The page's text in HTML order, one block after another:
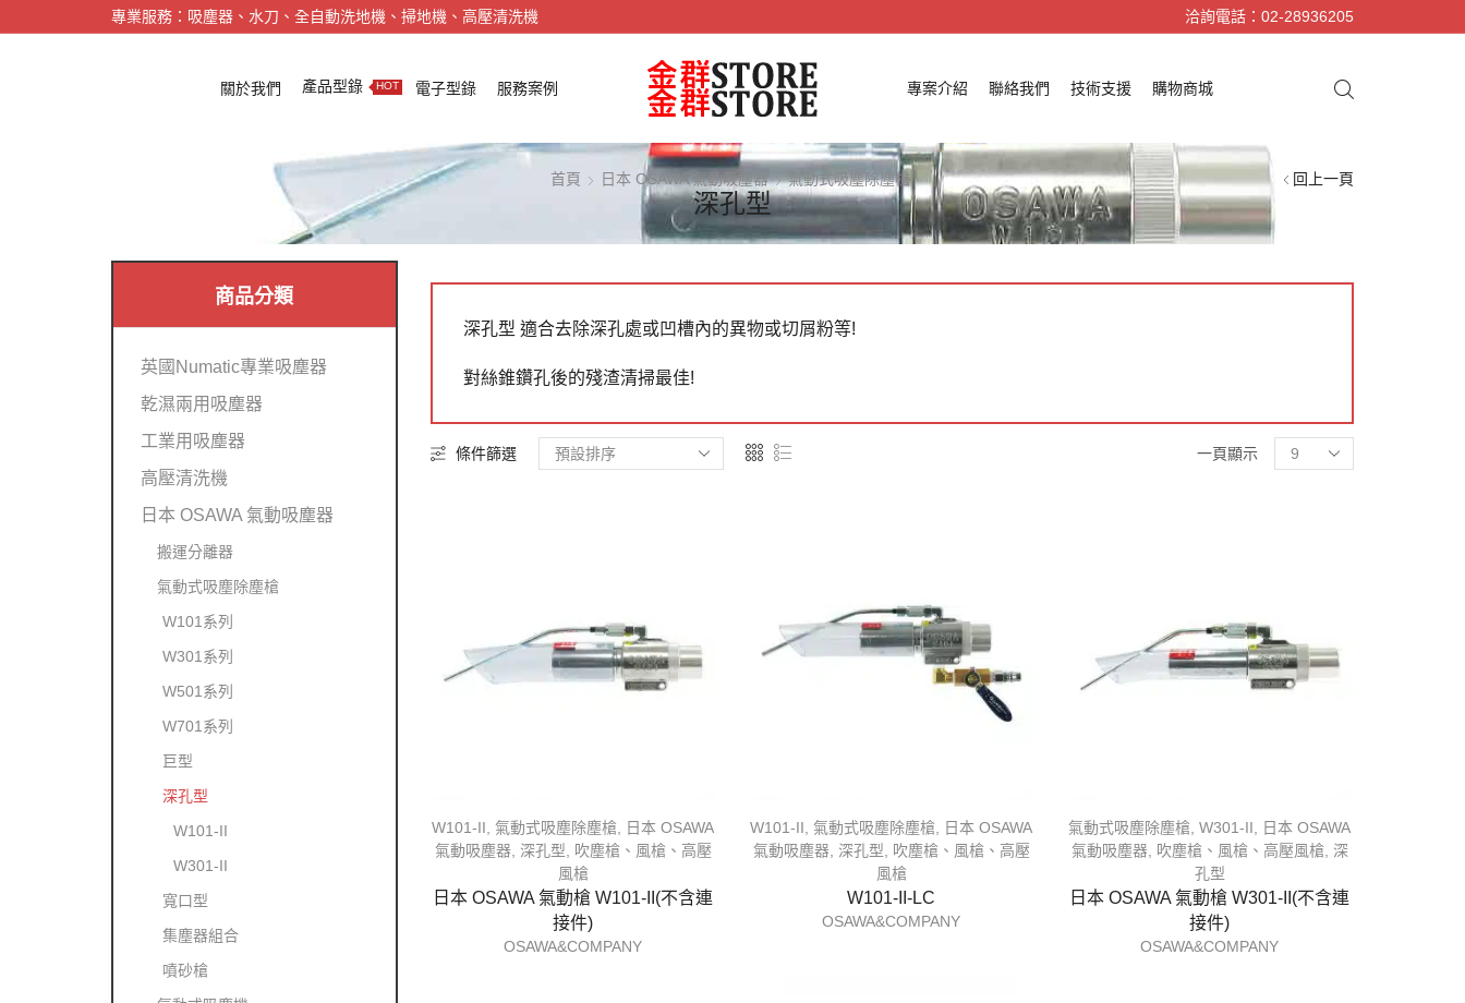
專業服務：吸塵器、水刀、全自動洗地機、掃地機、高壓清洗機 洽詢電話：02-28936205
關於我們 產品型錄 HOT 電子型錄 服務案例 專案介紹 聯絡我們 技術支援 購物商城
首頁 日本 OSAWA 氣動吸塵器 氣動式吸塵除塵槍
深孔型
回上一頁
深孔型 適合去除深孔處或凹槽內的異物或切屑粉等!
對絲錐鑽孔後的殘渣清掃最佳!
條件篩選 一頁顯示
W101-II ,氣動式吸塵除塵槍
日本 OSAWA
氣動吸塵器, 深孔型
吹塵槍、風槍、高壓
風槍
日本 OSAWA 氣動槍 W101-II(不含連
接件)
OSAWA&COMPANY
W101-II ,氣動式吸塵除塵槍
日本 OSAWA
氣動吸塵器, 深孔型
吹塵槍、風槍、高壓
風槍
W101-II-LC
OSAWA&COMPANY
氣動式吸塵除塵槍 ,W301-II
日本 OSAWA
氣動吸塵器, 吹塵槍、風槍、高壓風槍
深
孔型
日本 OSAWA 氣動槍 W301-II(不含連
接件)
OSAWA&COMPANY
商品分類
英國Numatic專業吸塵器
乾濕兩用吸塵器
工業用吸塵器
高壓清洗機
日本 OSAWA 氣動吸塵器
搬運分離器
氣動式吸塵除塵槍
W101系列
W301系列
W501系列
W701系列
巨型
深孔型
W101-II
W301-II
寬口型
集塵器組合
噴砂槍